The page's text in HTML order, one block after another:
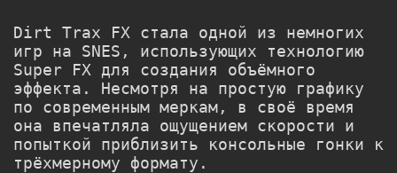
Dirt Trax FX стала одной из немногих
игр на SNES, использующих технологию
Super FX для создания объёмного
эффекта. Несмотря на простую графику
по современным меркам, в своё время
она впечатляла ощущением скорости и
попыткой приблизить консольные гонки к
трёхмерному формату.